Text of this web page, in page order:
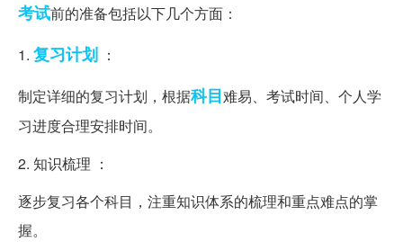
考试前的准备包括以下几个方面：
1. 复习计划 ：
制定详细的复习计划，根据科目难易、考试时间、个人学
习进度合理安排时间。
2. 知识梳理 ：
逐步复习各个科目，注重知识体系的梳理和重点难点的掌
握。